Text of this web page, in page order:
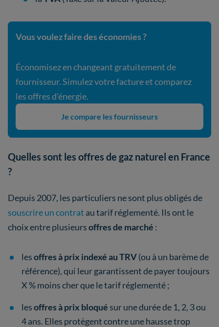
Vous voulez faire des économies ?
Économisez en changeant gratuitement de
fournisseur. Simulez votre facture et comparez
les offres d'énergie.
Je compare les fournisseurs
Quelles sont les offres de gaz naturel en France
?
Depuis 2007, les particuliers ne sont plus obligés de
souscrire un contrat au tarif réglementé. Ils ont le
choix entre plusieursoffres de marché :
lesoffres à prix indexé au TRV(ou à un barème de
référence), qui leur garantissent de payer toujours
X % moins cher que le tarif réglementé ;
lesoffres à prix bloqué sur une durée de 1, 2, 3 ou
4 ans. Elles protègent contre une hausse trop